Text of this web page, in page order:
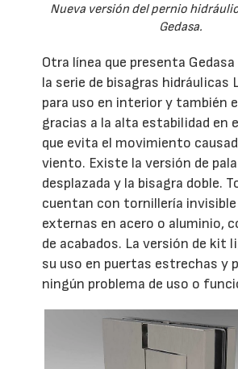
Nueva versión del pernio
Gedasa.
Otra línea que presenta Gedasa
la serie de bisagras hidráulicas
para uso en interior y también
gracias a la alta estabilidad en
que evita el movimiento
viento. Existe la versión de
desplazada y la bisagra doble.
cuentan con tornillería
externas en acero o aluminio,
de acabados. La versión de kit
su uso en puertas estrechas y
ningún problema de uso o